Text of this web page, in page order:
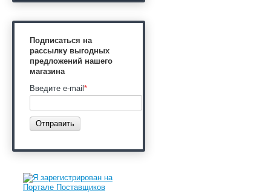
Подписаться на
рассылку выгодных
предложений нашего
магазина
Введите e-mail *
Отправить